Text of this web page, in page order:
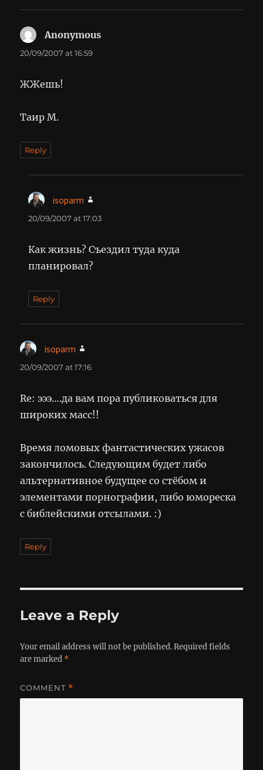
Anonymous
20/09/2007 at 16:59
ЖЖешь!
Таир М.
Reply
isoparm
20/09/2007 at 17:03
Как жизнь? Съездил туда куда
планировал?
Reply
isoparm
20/09/2007 at 17:16
Re: эээ….да вам пора публиковаться для
широких масс!!
Время ломовых фантастических ужасов
закончилось. Следующим будет либо
альтернативное будущее со стёбом и
элементами порнографии, либо юмореска
с библейскими отсылами. :)
Reply
Leave a Reply
Your email address will not be published. Required fields
are marked *
COMMENT *